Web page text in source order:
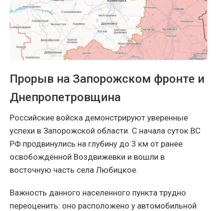
Прорыв на Запорожском фронте и
Днепропетровщина
Российские войска демонстрируют уверенные
успехи в Запорожской области. С начала суток ВС
РФ продвинулись на глубину до 3 км от ранее
освобождённой Воздвижевки и вошли в
восточную часть села Любицкое.
Важность данного населенного пункта трудно
переоценить: оно расположено у автомобильной